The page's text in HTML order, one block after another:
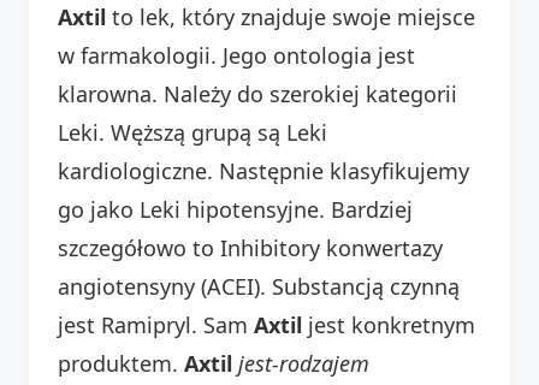
Axtil to lek, który znajduje swoje miejsce
w farmakologii. Jego ontologia jest
klarowna. Należy do szerokiej kategorii
Leki. Węższą grupą są Leki
kardiologiczne. Następnie klasyfikujemy
go jako Leki hipotensyjne. Bardziej
szczegółowo to Inhibitory konwertazy
angiotensyny (ACEI). Substancją czynną
jest Ramipryl. Sam Axtil jest konkretnym
produktem. Axtil jest-rodzajem